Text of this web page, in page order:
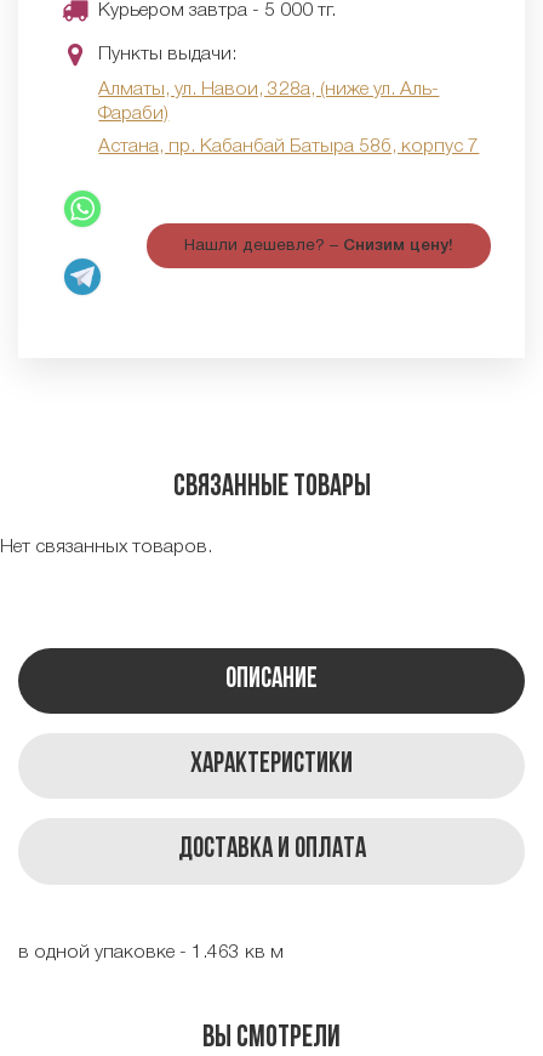
Курьером завтра - 5 000 тг.
Пункты выдачи:
Алматы, ул. Навои, 328а, (ниже ул. Аль-
Фараби)
Астана, пр. Кабанбай Батыра 58б, корпус 7
Нашли дешевле? – Снизим цену!
Связанные товары
Нет связанных товаров.
Описание
Характеристики
Доставка и оплата
в одной упаковке - 1.463 кв м
Вы смотрели